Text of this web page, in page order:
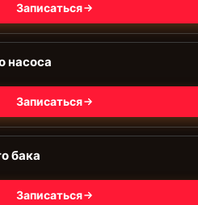
Записаться
насоса
Записаться
бака
Записаться